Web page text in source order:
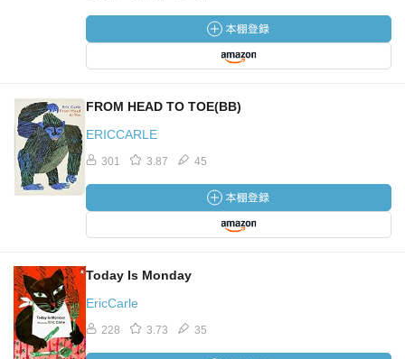
FROM HEAD TO TOE(BB)
ERICCARLE
301 3.87 45
Today Is Monday
EricCarle
228 3.73 35